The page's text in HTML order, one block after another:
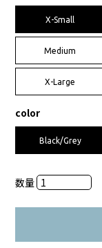
X-Small
Medium
X-Large
color
Black/Grey
数量